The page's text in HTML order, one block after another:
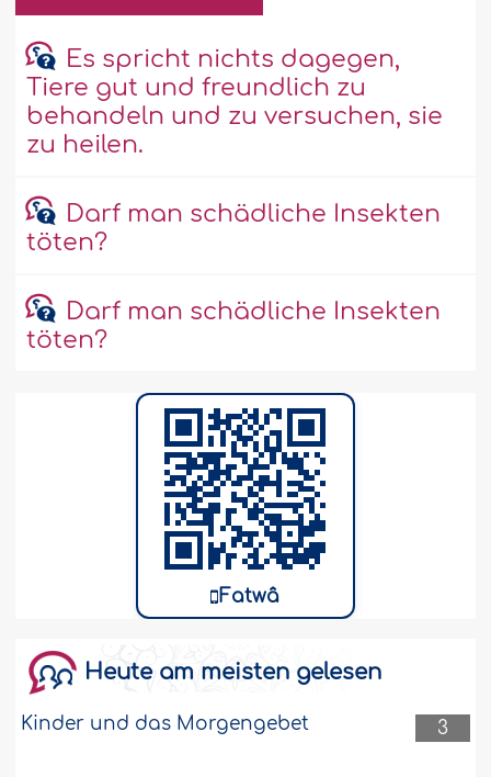
Es spricht nichts dagegen,
Tiere gut und freundlich zu
behandeln und zu versuchen, sie
zu heilen.
Darf man schädliche Insekten
töten?
Darf man schädliche Insekten
töten?
Fatwâ
Heute am meisten gelesen
3
Kinder und das Morgengebet